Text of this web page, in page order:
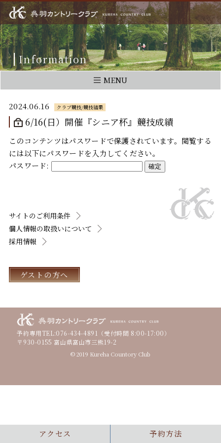
Information
MENU
2024.06.16 クラブ競技/競技結果
6/16(日）開催『シニア杯』競技成績
このコンテンツはパスワードで保護されています。閲覧する
には以下にパスワードを入力してください。
パスワード:
サイトのご利用条件
個人情報の取扱いについて
採用情報
ゲストの方へ
予約専用TEL:076-434-4891 （受付時間 8:00-17:00）
〒930-0155 富山県富山市三熊19-2
© 2019 Kureha Countory Club
アクセス 予約方法